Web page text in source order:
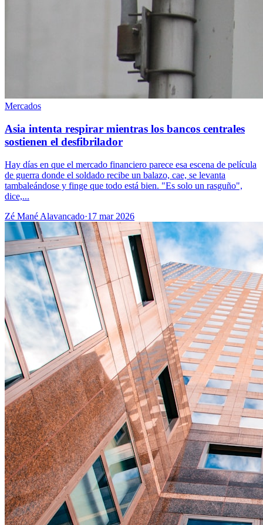
Mercados
Asia intenta respirar mientras los bancos centrales
sostienen el desfibrilador
Hay días en que el mercado financiero parece esa escena de película
de guerra donde el soldado recibe un balazo, cae, se levanta
tambaleándose y finge que todo está bien. "Es solo un rasguño",
dice,...
Zé Mané Alavancado·17 mar 2026